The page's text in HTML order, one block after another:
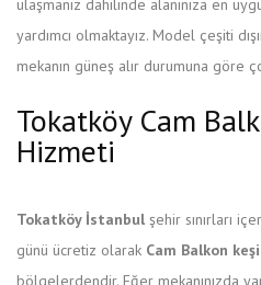
ulaşmanız dahilinde alanınıza en
yardımcı olmaktayız. Model çeşiti
mekanın güneş alır durumuna göre
Tokatköy Cam
Hizmeti
Tokatköy İstanbulşehir sınırları
günü ücretiz olarak Cam Balkon
bölgelerdendir. Eğer mekanınızda